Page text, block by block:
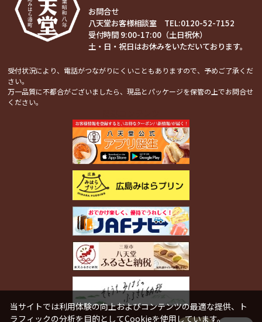
お問合せ
八天堂お客様相談室 TEL:0120-52-7152
受付時間 9:00-17:00（土日祝休）
土・日・祝日はお休みをいただいております。
受付状況により、電話がつながりにくいこともありますので、予めご了承くだ
さい。
万一品質に不都合がございましたら、現品とパッケージを保管の上でお問合せ
ください。
当サイトでは利用体験の向上およびコンテンツの最適な提供、ト
ラフィックの分析を目的としてCookieを使用しています。